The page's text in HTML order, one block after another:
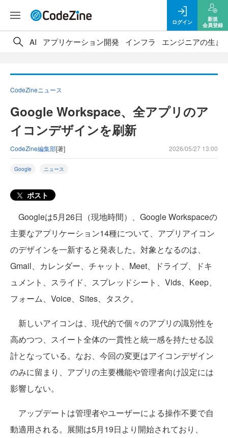
ログイン
新規
会員登録
AI アプリケーション開発 インフラ エンジニアの生き
CodeZineニュース
Google Workspace、全アプリのア
イコンデザインを刷新
CodeZine編集部[著] 2026/05/27 13:00
Google ニュース
ポスト
Googleは5月26日（現地時間）、Google Workspaceの
主要なアプリケーション14種について、アプリアイコン
のデザインを一新すると発表した。対象となるのは、
Gmail、カレンダー、チャット、Meet、ドライブ、ドキ
ュメント、スライド、スプレッドシート、Vids、Keep、
フォーム、Voice、Sites、タスク。
新しいアイコンは、現代的で個々のアプリの識別性を
高めつつ、スイート全体の一貫性と統一感を持たせる設
計となっている。なお、今回の変更はアイコンデザイン
のみに留まり、アプリの主要機能や管理者向け設定には
影響しない。
アップデートは管理者やユーザーによる操作不要で自
動適用される。展開は5月19日より開始されており、